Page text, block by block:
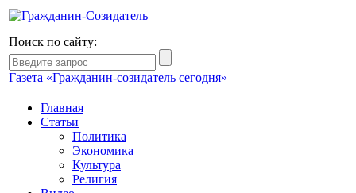
Поиск по сайту:
Газета «Гражданин-созидатель сегодня»
Главная
Статьи
Политика
Экономика
Культура
Религия